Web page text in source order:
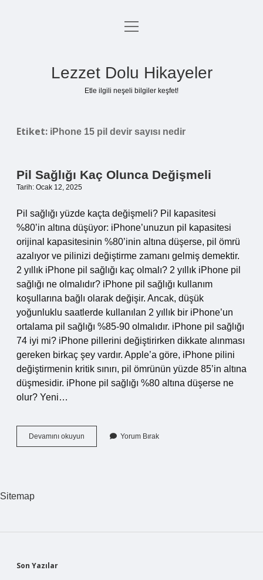
Anasayfa
menüyü
Lezzet Dolu Hikayeler
Etle ilgili neşeli bilgiler keşfet!
Etiket: iPhone 15 pil devir sayısı nedir
Pil Sağlığı Kaç Olunca Değişmeli
Tarih: Ocak 12, 2025
Pil sağlığı yüzde kaçta değişmeli? Pil kapasitesi
%80’in altına düşüyor: iPhone’unuzun pil kapasitesi
orijinal kapasitesinin %80’inin altına düşerse, pil ömrü
azalıyor ve pilinizi değiştirme zamanı gelmiş demektir.
2 yıllık iPhone pil sağlığı kaç olmalı? 2 yıllık iPhone pil
sağlığı ne olmalıdır? iPhone pil sağlığı kullanım
koşullarına bağlı olarak değişir. Ancak, düşük
yoğunluklu saatlerde kullanılan 2 yıllık bir iPhone’un
ortalama pil sağlığı %85-90 olmalıdır. iPhone pil sağlığı
74 iyi mi? iPhone pillerini değiştirirken dikkate alınması
gereken birkaç şey vardır. Apple’a göre, iPhone pilini
değiştirmenin kritik sınırı, pil ömrünün yüzde 85’in altına
düşmesidir. iPhone pil sağlığı %80 altına düşerse ne
olur? Yeni…
Devamını okuyun
Sağlığı
Yorum Bırak
Sitemap
Sidebar
Son Yazılar